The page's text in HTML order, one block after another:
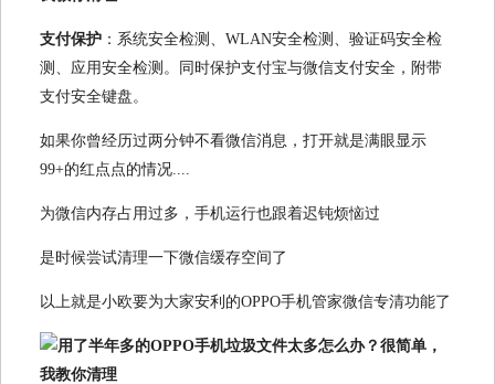
支付保护 ：系统安全检测、WLAN安全检测、验证码安全检
测、应用安全检测。同时保护支付宝与微信支付安全，附带
支付安全键盘。
如果你曾经历过两分钟不看微信消息，打开就是满眼显示
99+的红点点的情况....
为微信内存占用过多，手机运行也跟着迟钝烦恼过
是时候尝试清理一下微信缓存空间了
以上就是小欧要为大家安利的OPPO手机管家微信专清功能了